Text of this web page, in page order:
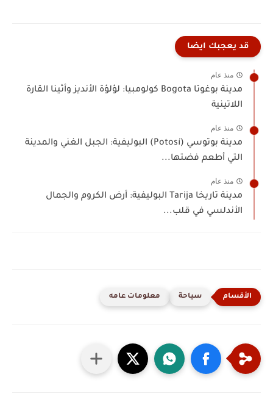
قد يعجبك ايضا
منذ عام
مدينة بوغوتا Bogota كولومبيا: لؤلؤة الأنديز وأثينا القارة
اللاتينية
منذ عام
مدينة بوتوسي (Potosí) البوليفية: الجبل الغني والمدينة
التي أطعم فضتها...
منذ عام
مدينة تاريخا Tarija البوليفية: أرض الكروم والجمال
الأندلسي في قلب...
سياحة معلومات عامه